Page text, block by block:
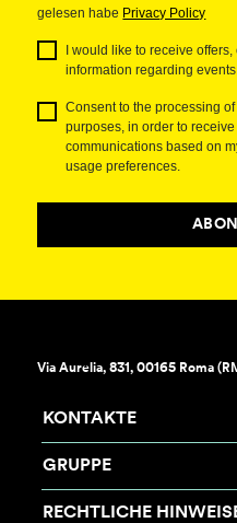
gelesen habe Privacy Policy
I would like to receive
information regarding
Consent to the processing
purposes, in order to
communications based on
usage preferences.
Via Aurelia, 831, 00165 Roma
KONTAKTE
GRUPPE
RECHTLICHE